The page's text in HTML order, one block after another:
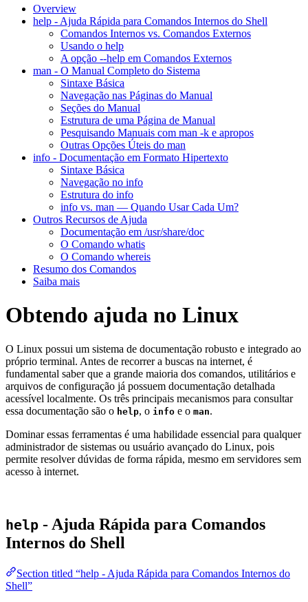
Overview
help - Ajuda Rápida para Comandos Internos do Shell
Comandos Internos vs. Comandos Externos
Usando o help
A opção --help em Comandos Externos
man - O Manual Completo do Sistema
Sintaxe Básica
Navegação nas Páginas do Manual
Seções do Manual
Estrutura de uma Página de Manual
Pesquisando Manuais com man -k e apropos
Outras Opções Úteis do man
info - Documentação em Formato Hipertexto
Sintaxe Básica
Navegação no info
Estrutura do info
info vs. man — Quando Usar Cada Um?
Outros Recursos de Ajuda
Documentação em /usr/share/doc
O Comando whatis
O Comando whereis
Resumo dos Comandos
Saiba mais
Obtendo ajuda no Linux
O Linux possui um sistema de documentação robusto e integrado ao
próprio terminal. Antes de recorrer a buscas na internet, é
fundamental saber que a grande maioria dos comandos, utilitários e
arquivos de configuração já possuem documentação detalhada
acessível localmente. Os três principais mecanismos para consultar
essa documentação são o help, o info e o man.
Dominar essas ferramentas é uma habilidade essencial para qualquer
administrador de sistemas ou usuário avançado do Linux, pois
permite resolver dúvidas de forma rápida, mesmo em servidores sem
acesso à internet.
help - Ajuda Rápida para Comandos
Internos do Shell
Section titled “help - Ajuda Rápida para Comandos Internos do
Shell”